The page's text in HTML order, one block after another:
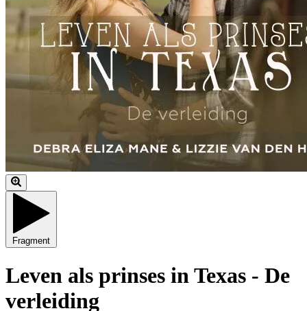
Fragment
Leven als prinses in Texas - De
verleiding